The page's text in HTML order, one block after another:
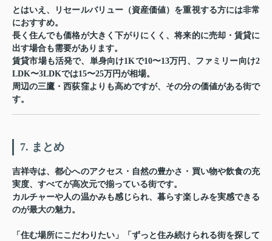
とはいえ、リセールバリュー（資産価値）を重視する方には非常
におすすめ。
長く住んでも価格が大きく下がりにくく、将来的に売却・賃貸に
出す場合も需要があります。
賃貸市場も活発で、単身向け1Kで10〜13万円、ファミリー向け2
LDK〜3LDKでは15〜25万円が相場。
周辺の三鷹・西荻窪よりも高めですが、その分の価値がある街で
す。
7. まとめ
吉祥寺は、都心へのアクセス・自然の豊かさ・買い物や飲食の充
実度、すべてが高次元で揃っている街です。
カルチャーや人の温かみも感じられ、暮らす楽しみを実感できる
のが最大の魅力。
「住む場所にこだわりたい」「ずっと住み続けられる街を探して